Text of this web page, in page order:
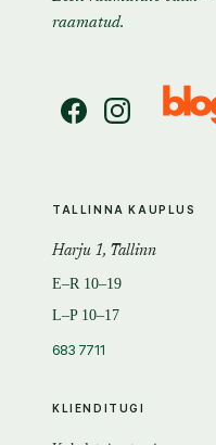
raamatud.
KLIENDITUGI
TALLINNA KAUPLUS
Harju 1, Tallinn
E–R 10–19
L–P 10–17
683 7711